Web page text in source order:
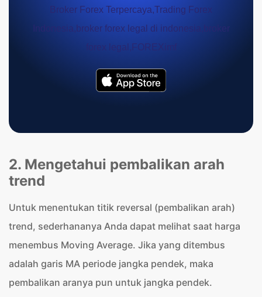
2. Mengetahui pembalikan arah
trend
Untuk menentukan titik reversal (pembalikan arah)
trend, sederhananya Anda dapat melihat saat harga
menembus Moving Average. Jika yang ditembus
adalah garis MA periode jangka pendek, maka
pembalikan aranya pun untuk jangka pendek.